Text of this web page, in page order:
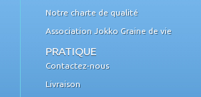
Notre charte de qualité
Association Jokko Graine de vie
PRATIQUE
Contactez-nous
Livraison